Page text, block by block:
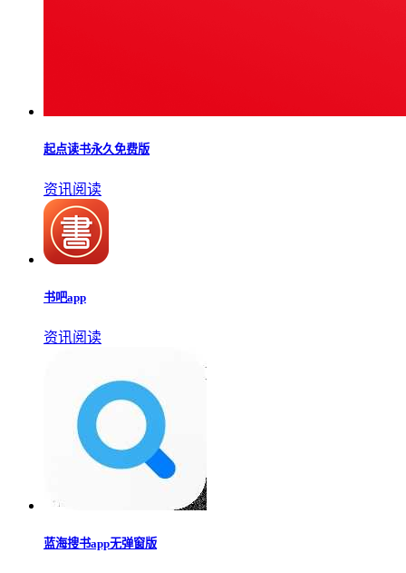
起点读书永久免费版
资讯阅读
书吧app
资讯阅读
蓝海搜书app无弹窗版